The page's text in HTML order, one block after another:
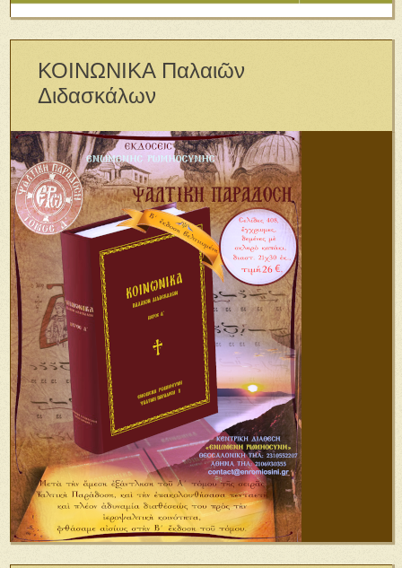
ΚΟΙΝΩΝΙΚΑ Παλαιῶν
Διδασκάλων